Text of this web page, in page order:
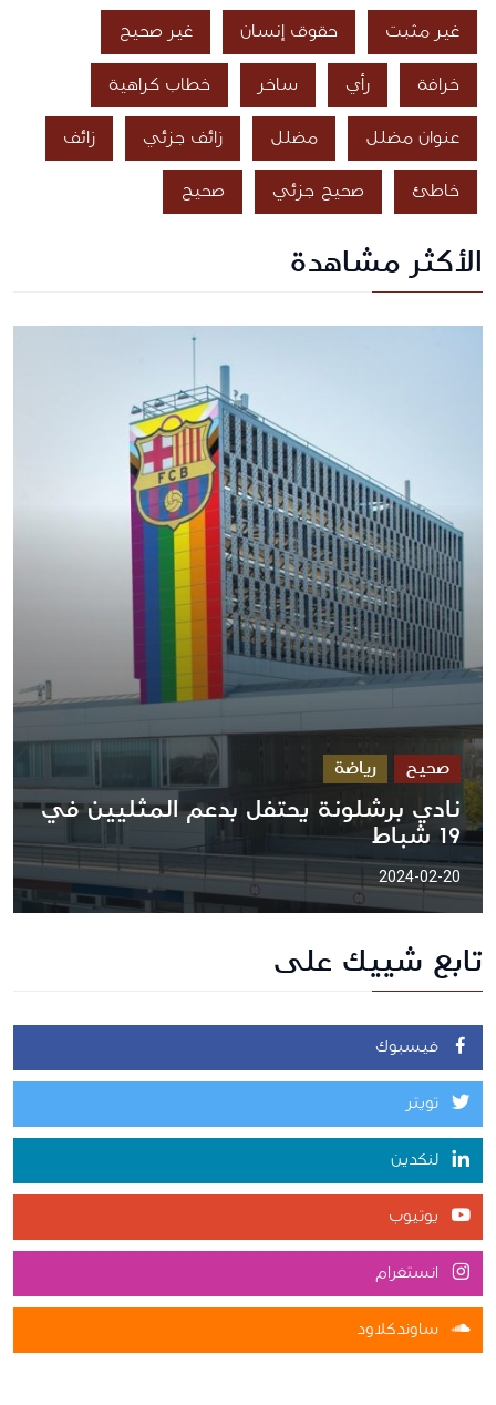
غير مثبت حقوق إنسان غير صحيح
خرافة رأي ساخر خطاب كراهية
عنوان مضلل مضلل زائف جزئي زائف
خاطئ صحيح جزئي صحيح
الأكثر مشاهدة
صحيح رياضة
نادي برشلونة يحتفل بدعم المثليين في
19 شباط
2024-02-20
تابع شييك على
فيسبوك
تويتر
لنكدين
يوتيوب
انستغرام
ساوندكلاود